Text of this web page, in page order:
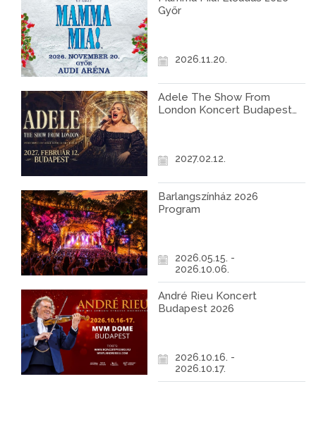
Győr
2026.11.20.
Adele The Show From
London Koncert Budapest
2027.02.12.
Barlangszínház 2026
Program
2026.05.15. -
2026.10.06.
André Rieu Koncert
Budapest 2026
2026.10.16. -
2026.10.17.